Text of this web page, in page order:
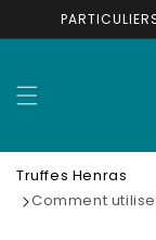
Skip to
content
Truffes Henras
Comment